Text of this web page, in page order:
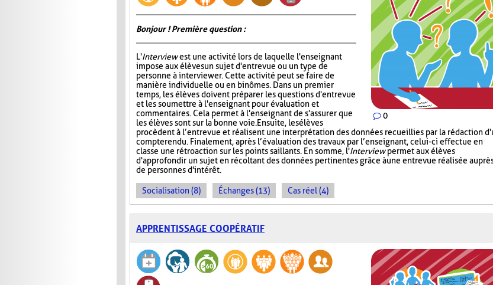
0
Bonjour ! Première question :
L'Interviewest une activité lors de laquelle l'enseignant
impose aux élèves un sujet d'entrevue ou un type de
personne à interviewer. Cette activité peut se faire de
manière individuelle ou en binômes. Dans un premier
temps, les élèves doivent préparer les questions d'entrevue
et les soumettre à l'enseignant pour évaluation et
commentaires. Cela permet à l'enseignant de s'assurer que
les élèves sont sur la bonne voie. Ensuite, les élèves
procèdent à l’entrevue et réalisent une interprétation des données recueillies par la rédaction
compte rendu. Finalement, après l’évaluation des travaux par l’enseignant, celui-ci effectue en
classe une rétroaction sur les points saillants. En somme, l'Interviewpermet aux élèves
d'approfondir un sujet en récoltant des données pertinentes grâce à une entrevue réalisée
de personnes d'intérêt.
Socialisation (8) Échanges (13) Cas réel (4)
APPRENTISSAGE COOPÉRATIF